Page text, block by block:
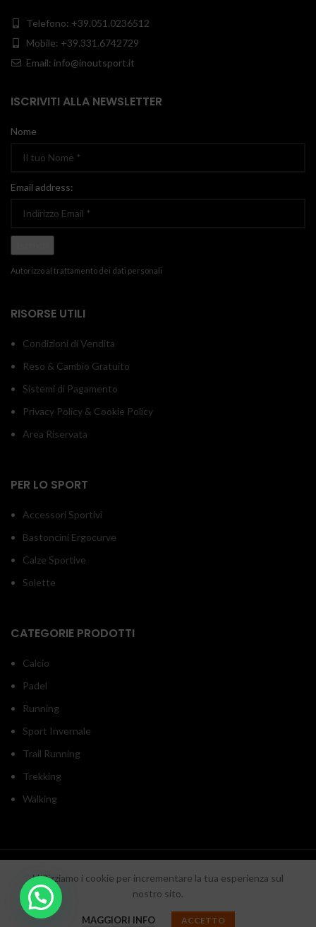
Telefono: +39.051.0236512
Mobile: +39.331.6742729
Email: info@inoutsport.it
ISCRIVITI ALLA NEWSLETTER
Nome
Email address:
Autorizzo al trattamento dei dati personali
RISORSE UTILI
Condizioni di Vendita
Reso & Cambio Gratuito
Sistemi di Pagamento
Privacy Policy & Cookie Policy
Area Riservata
PER LO SPORT
Accessori Sportivi
Bastoncini Ergocurve
Calze Sportive
Solette
CATEGORIE PRODOTTI
Calcio
Padel
Running
Sport Invernale
Trail Running
Trekking
Walking
di Fuorni 25 - SA
DESIGN BY
Cool Web Agency. Digital Media Agency.
Utilizziamo i cookie per incrementare la tua esperienza sul
nostro sito.
MAGGIORI INFO ACCETTO